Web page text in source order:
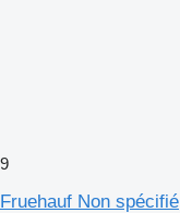
9
Fruehauf Non spécifié